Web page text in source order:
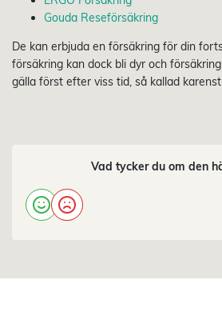
Gouda Reseförsäkring
De kan erbjuda en försäkring för din
försäkring kan dock bli dyr och
gälla först efter viss tid, så kallad
Vad tycker du om den